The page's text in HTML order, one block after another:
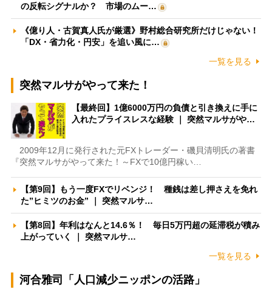
の反転シグナルか？ 市場のムー…
《億り人・古賀真人氏が厳選》野村総合研究所だけじゃない！
「DX・省力化・円安」を追い風に…
一覧を見る
突然マルサがやって来た！
【最終回】1億6000万円の負債と引き換えに手に
入れたプライスレスな経験 ｜ 突然マルサがや…
2009年12月に発行された元FXトレーダー・磯貝清明氏の著書
『突然マルサがやって来た！～FXで10億円稼い…
【第9回】もう一度FXでリベンジ！ 種銭は差し押さえを免れ
た”ヒミツのお金” ｜ 突然マルサ…
【第8回】年利はなんと14.6％！ 毎日5万円超の延滞税が積み
上がっていく ｜ 突然マルサ…
一覧を見る
河合雅司「人口減少ニッポンの活路」